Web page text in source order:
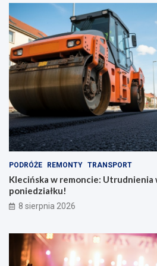
n
y
m
p
l
e
c
a
k
e
m
e
k
t
y
w
y
!
PODRÓŻE REMONTY TRANSPORT
Klecińska w remoncie: Utrudnienia
poniedziałku!
8 sierpnia 2026